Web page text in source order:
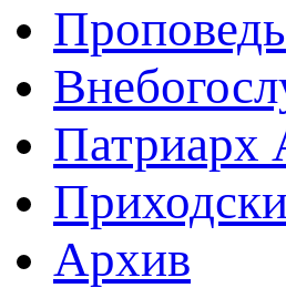
Проповедь
Патриарх
Архив